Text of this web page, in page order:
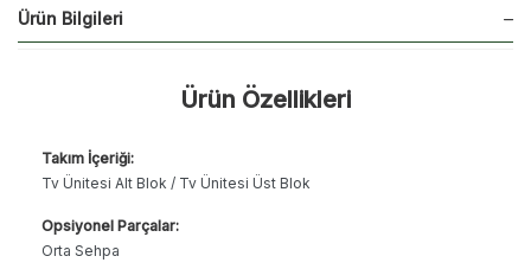
Ürün Bilgileri
Ürün Özellikleri
Takım İçeriği:
Tv Ünitesi Alt Blok / Tv Ünitesi Üst Blok
Opsiyonel Parçalar:
Orta Sehpa